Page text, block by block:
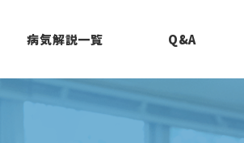
病気解説一覧 Q&A